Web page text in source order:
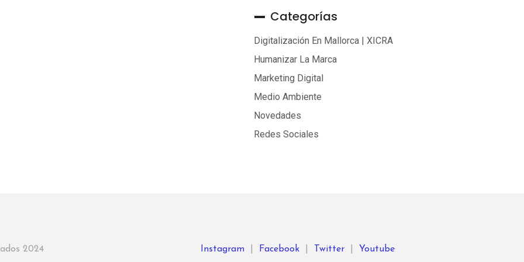
Categorías
Digitalización En Mallorca | XICRA
Humanizar La Marca
Marketing Digital
Medio Ambiente
Novedades
Redes Sociales
2024 Instagram Facebook Twitter Youtube